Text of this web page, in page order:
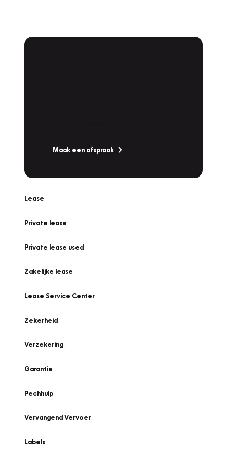
Maak een afspraak
Lease
Private lease
Private lease used
Zakelijke lease
Lease Service Center
Zekerheid
Verzekering
Garantie
Pechhulp
Vervangend Vervoer
Labels